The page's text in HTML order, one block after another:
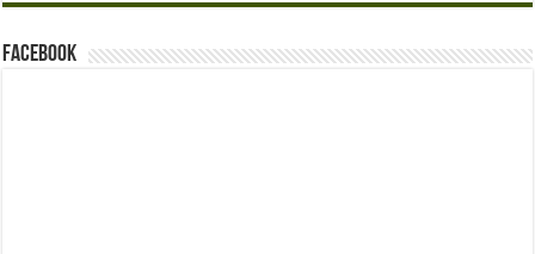
Facebook